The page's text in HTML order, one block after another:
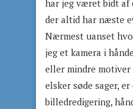
har jeg været bidt af
der altid har næste
Nærmest uanset
jeg et kamera i
eller mindre
elsker søde sager,
billedredigering,